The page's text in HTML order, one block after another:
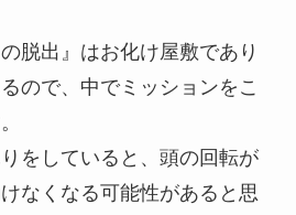
脱出』はお化け屋敷であり
ので、中でミッションをこ
をしていると、頭の回転が
なくなる可能性があると思